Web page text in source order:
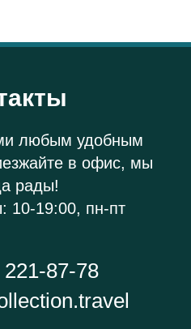
любым удобным
в офис, мы
рады!
10-19:00, пн-пт
87-78